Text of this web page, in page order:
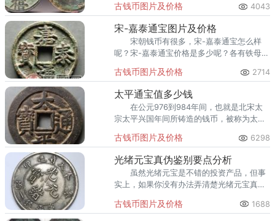
钱和铁母珍稀外，其余皆较普通，遗存有
量。
古钱币图片及价格 4043
宋-嘉泰通宝图片及价格
宋朝钱币有很多，宋-嘉泰通宝怎么样
呢？宋-嘉泰通宝价格是多少呢？各有铁母存
古钱币图片及价格 2714
太平通宝值多少钱
在公元976到984年间，也就是北宋太
宗太平兴国年间所铸造的钱币，被称为太平
资行业会这么火爆，主要是因为它是宋代第
一种年号钱。
古钱币图片及价格 6298
光绪元宝真伪鉴别要点分析
虽然光绪元宝是不错的投资产品，但事
实上，如果你没有办法弄清楚光绪元宝真伪
能会遇到各种各样的问题。
古钱币图片及价格 1688